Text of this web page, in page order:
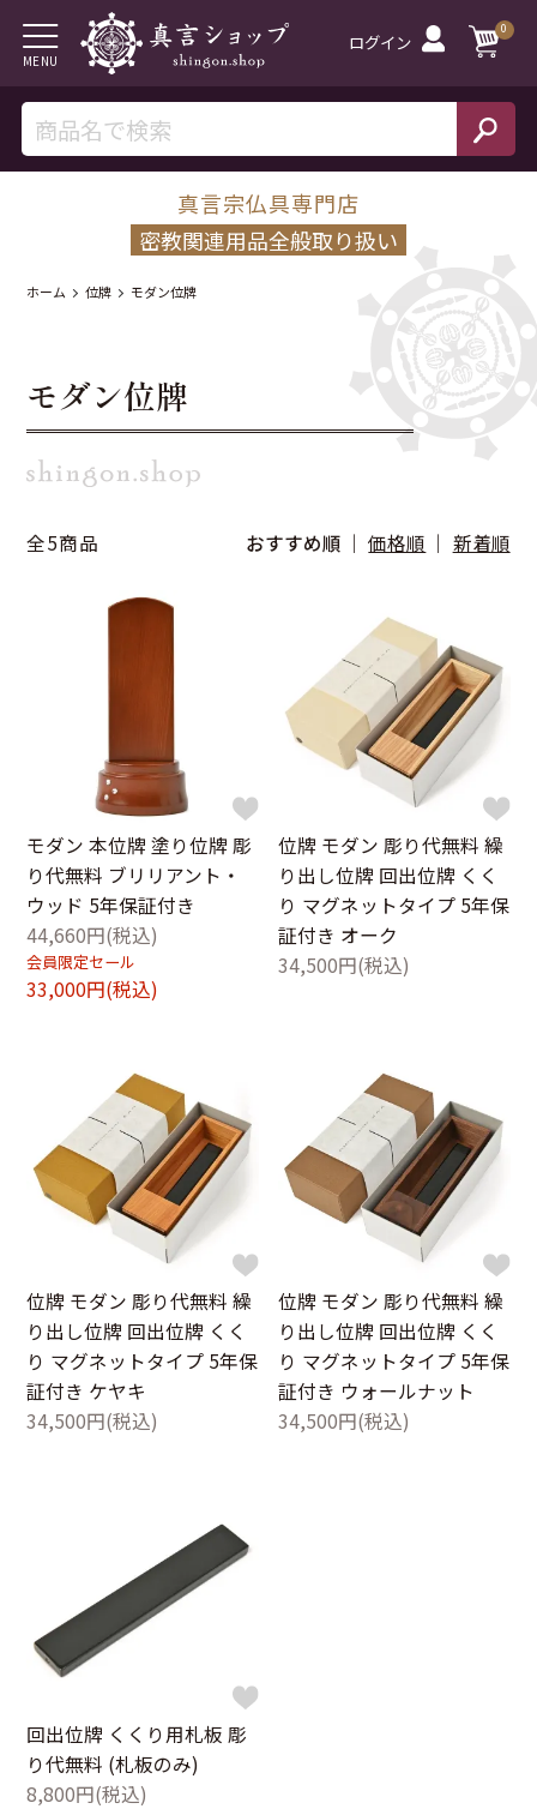
MENU
ログイン
0
真言宗仏具専門店
密教関連用品全般取り扱い
ホーム 位牌 モダン位牌
モダン位牌
全5商品 おすすめ順 価格順 新着順
モダン 本位牌 塗り位牌 彫
り代無料 ブリリアント・
ウッド 5年保証付き
44,660円(税込)
会員限定セール
33,000円(税込)
位牌 モダン 彫り代無料 繰
り出し位牌 回出位牌 くく
り マグネットタイプ 5年保
証付き オーク
34,500円(税込)
位牌 モダン 彫り代無料 繰
り出し位牌 回出位牌 くく
り マグネットタイプ 5年保
証付き ケヤキ
34,500円(税込)
位牌 モダン 彫り代無料 繰
り出し位牌 回出位牌 くく
り マグネットタイプ 5年保
証付き ウォールナット
34,500円(税込)
回出位牌 くくり用札板 彫
り代無料 (札板のみ)
8,800円(税込)